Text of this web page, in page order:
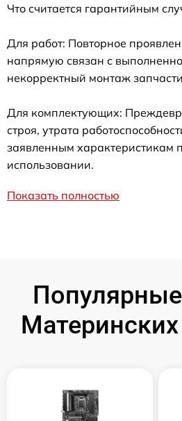
Что считается гарантийным
Для работ: Повторное
напрямую связан с
некорректный монтаж
Для комплектующих:
строя, утрата
заявленным характеристикам
использовании.
Показать полностью